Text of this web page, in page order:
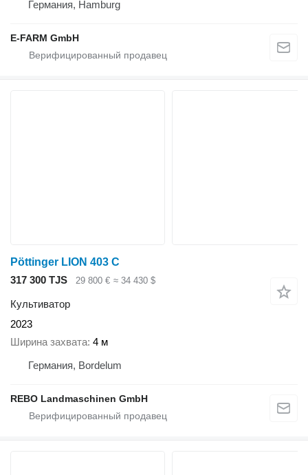
Германия, Hamburg
E-FARM GmbH
Pöttinger LION 403 C
317 300 TJS
29 800 € ≈ 34 430 $
Культиватор
2023
Ширина захвата 4 м
Германия, Bordelum
REBO Landmaschinen GmbH